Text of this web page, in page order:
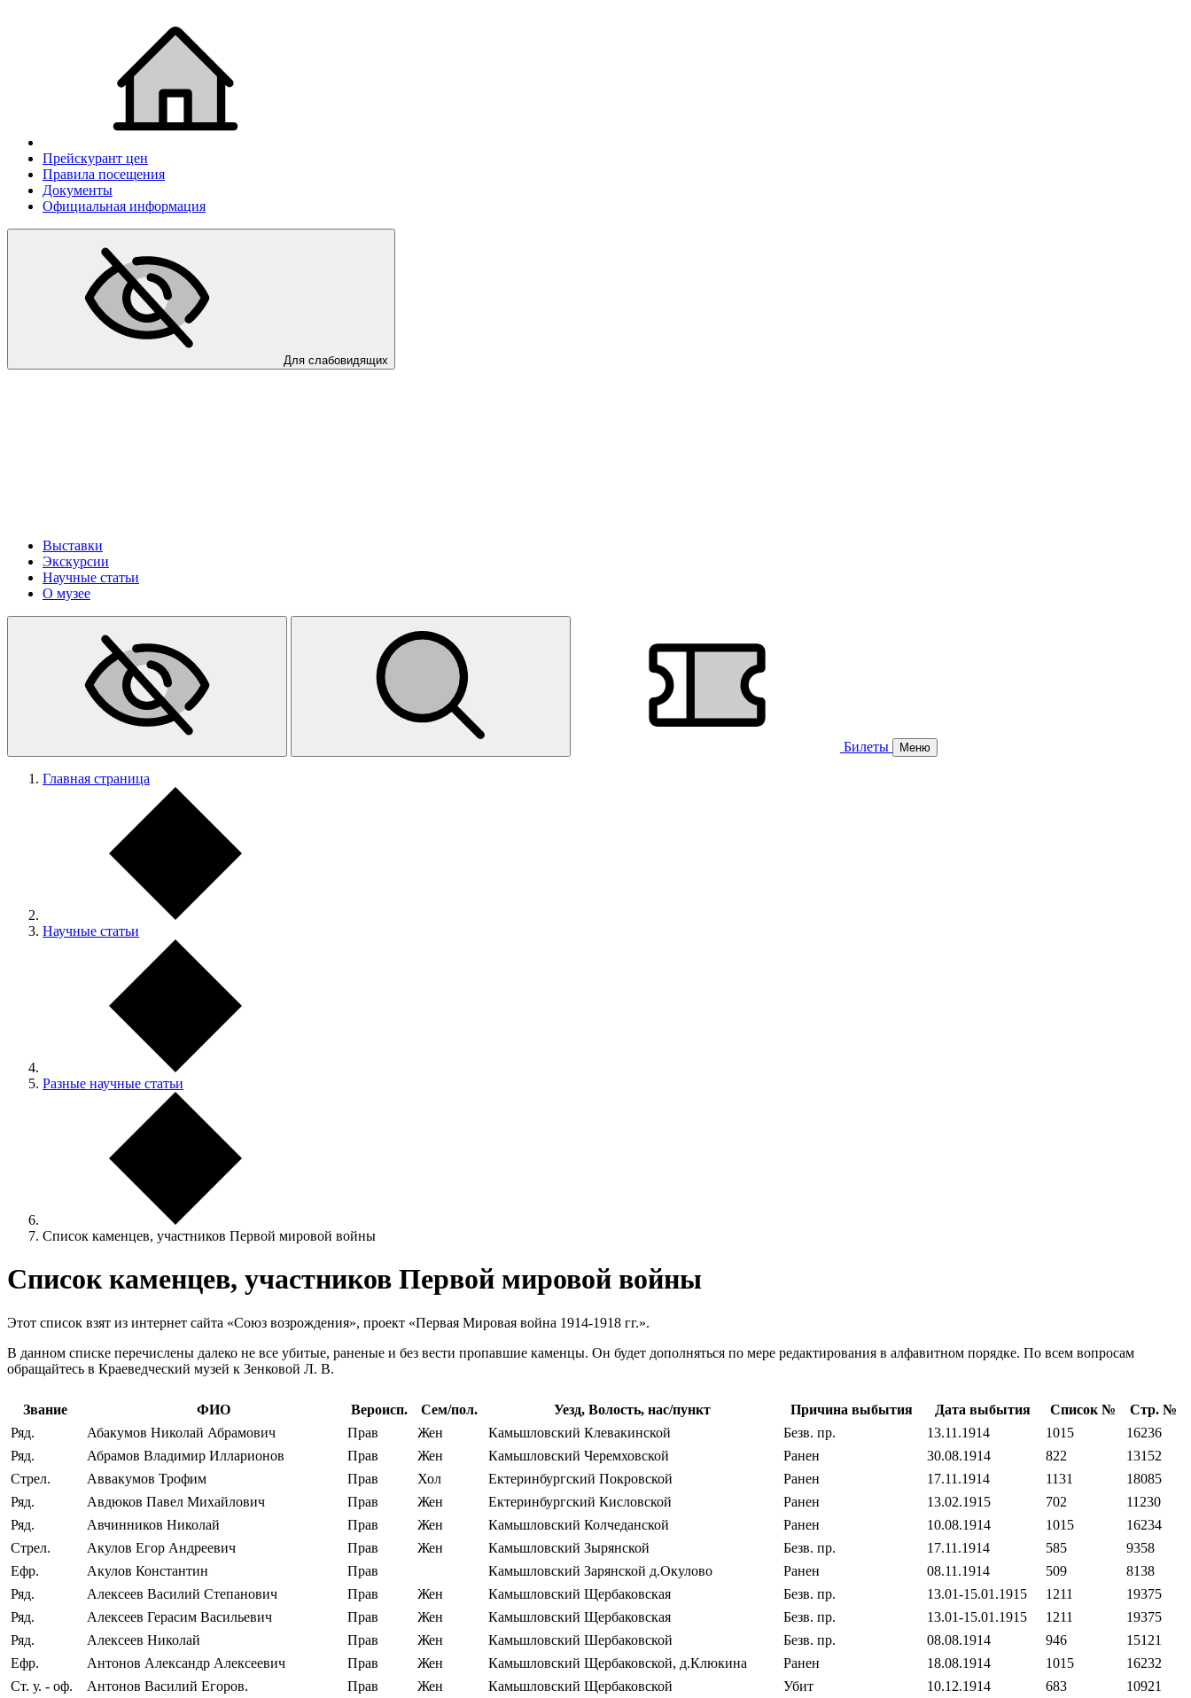
Прейскурант цен
Правила посещения
Документы
Официальная информация
Для слабовидящих
Выставки
Экскурсии
Научные статьи
О музее
Билеты Меню
Главная страница
Научные статьи
Разные научные статьи
Список каменцев, участников Первой мировой войны
Список каменцев, участников Первой мировой войны
Этот список взят из интернет сайта «Союз возрождения», проект «Первая Мировая война 1914-1918 гг.».
В данном списке перечислены далеко не все убитые, раненые и без вести пропавшие каменцы. Он будет дополняться по мере редактирования в алфавитном порядке. По всем вопросам
обращайтесь в Краеведческий музей к Зенковой Л. В.
Звание ФИО Вероисп. Сем/пол. Уезд, Волость, нас/пункт Причина выбытия Дата выбытия Список №
Стр. №
Ряд.
Абакумов Николай Абрамович Прав Жен Камьшловский Клевакинской Безв. пр. 13.11.1914 1015
16236
Ряд.
Абрамов Владимир Илларионов Прав Жен Камьшловский Черемховской Ранен 30.08.1914 822
13152
Стрел.
Аввакумов Трофим Прав Хол Ектеринбургский Покровской Ранен 17.11.1914 1131
18085
Ряд.
Авдюков Павел Михайлович Прав Жен Ектеринбургский Кисловской Ранен 13.02.1915 702
11230
Ряд.
Авчинников Николай Прав Жен Камьшловский Колчеданской Ранен 10.08.1914 1015
16234
Стрел.
Акулов Егор Андреевич Прав Жен Камьшловский Зырянской Безв. пр. 17.11.1914 585
9358
Ефр.
Акулов Константин Прав Камьшловский Зарянской д.Окулово Ранен 08.11.1914 509
8138
Ряд.
Алексеев Василий Степанович Прав Жен Камьшловский Щербаковская Безв. пр. 13.01‐15.01.1915 1211
19375
Ряд.
Алексеев Герасим Васильевич Прав Жен Камьшловский Щербаковская Безв. пр. 13.01‐15.01.1915 1211
19375
Ряд.
Алексеев Николай Прав Жен Камьшловский Шербаковской Безв. пр. 08.08.1914 946
15121
Ефр.
Антонов Александр Алексеевич Прав Жен Камьшловский Щербаковской, д.Клюкина Ранен 18.08.1914 1015
16232
Ст. у. ‐ оф.
Антонов Василий Егоров. Прав Жен Камьшловский Щербаковской Убит 10.12.1914 683
10921